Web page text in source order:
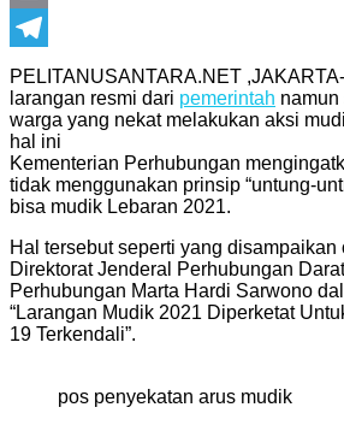
Print
Telegram
PELITANUSANTARA.NET
larangan resmi dari pemerintah namun
warga yang nekat melakukan aksi
hal ini
Kementerian Perhubungan
tidak menggunakan prinsip “untung-
bisa mudik Lebaran 2021.
Hal tersebut seperti yang disampaikan
Direktorat Jenderal Perhubungan
Perhubungan Marta Hardi Sarwono
“Larangan Mudik 2021 Diperketat
19 Terkendali”.
pos penyekatan arus mudik